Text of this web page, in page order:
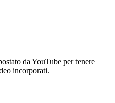
da YouTube per tenere
incorporati.